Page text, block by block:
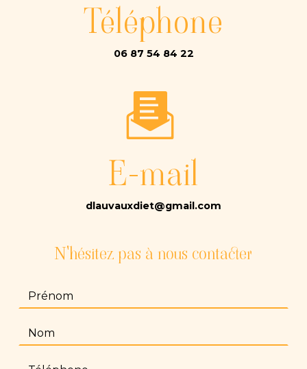
Téléphone
06 87 54 84 22
E-mail
dlauvauxdiet@gmail.com
N'hésitez pas à nous contacter